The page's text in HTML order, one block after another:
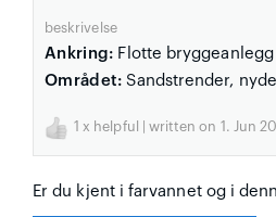
beskrivelse
Ankring: Flotte
Området: Sandstrender,
1 x helpful | written on 1. Jun
Er du kjent i farvannet og i